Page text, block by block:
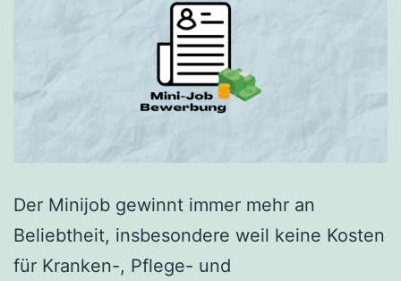
Der Minijob gewinnt immer mehr an
Beliebtheit, insbesondere weil keine Kosten
für Kranken-, Pflege- und